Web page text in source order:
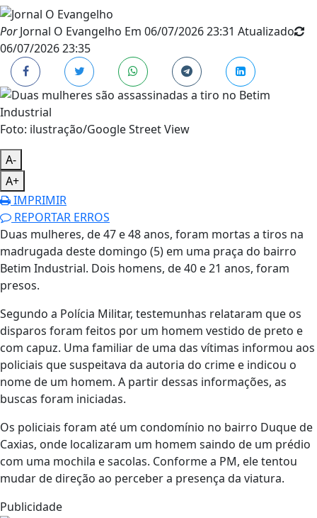
PorJornal O Evangelho Em 06/07/2026 23:31 Atualizado
06/07/2026 23:35
Foto: ilustração/Google Street View
A-
A+
IMPRIMIR
REPORTAR ERROS
Duas mulheres, de 47 e 48 anos, foram mortas a tiros na
madrugada deste domingo (5) em uma praça do bairro
Betim Industrial. Dois homens, de 40 e 21 anos, foram
presos.
Segundo a Polícia Militar, testemunhas relataram que os
disparos foram feitos por um homem vestido de preto e
com capuz. Uma familiar de uma das vítimas informou aos
policiais que suspeitava da autoria do crime e indicou o
nome de um homem. A partir dessas informações, as
buscas foram iniciadas.
Os policiais foram até um condomínio no bairro Duque de
Caxias, onde localizaram um homem saindo de um prédio
com uma mochila e sacolas. Conforme a PM, ele tentou
mudar de direção ao perceber a presença da viatura.
Publicidade